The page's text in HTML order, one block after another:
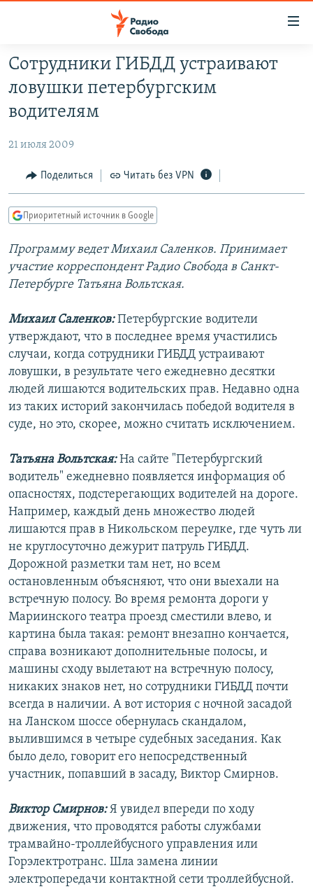
упрощенного
доступа
основному
Вернутся
главной
навигации
Вернутся
поиску
ПРОГРАММЫ
ПОДКАСТЫ
ЦИТАТЫ СВОБОДЫ
МНЕНИЯ
IDEL.РЕАЛИИ
КАВКАЗ.РЕАЛИИ
СЕВЕР.РЕАЛИИ
РАСПИСАНИЕ ВЕЩАНИЯ
ПОДПИШИТЕСЬ НА РАССЫЛКУ
СОЦИАЛЬНЫЕ СЕТИ
Все сайты РСЕ/РС
Сотрудники ГИБДД устраивают
ловушки петербургским
водителям
21 июля 2009
Поделиться Читать без VPN
Приоритетный источник в Google
Программу ведет Михаил Саленков. Принимает
участие корреспондент Радио Свобода в Санкт-
Петербурге Татьяна Вольтская.
Михаил Саленков:Петербургские водители
утверждают, что в последнее время участились
случаи, когда сотрудники ГИБДД устраивают
ловушки, в результате чего ежедневно десятки
людей лишаются водительских прав. Недавно одна
из таких историй закончилась победой водителя в
суде, но это, скорее, можно считать исключением.
Татьяна Вольтская:На сайте "Петербургский
водитель" ежедневно появляется информация об
опасностях, подстерегающих водителей на дороге.
Например, каждый день множество людей
лишаются прав в Никольском переулке, где чуть ли
не круглосуточно дежурит патруль ГИБДД.
Дорожной разметки там нет, но всем
остановленным объясняют, что они выехали на
встречную полосу. Во время ремонта дороги у
Мариинского театра проезд сместили влево, и
картина была такая: ремонт внезапно кончается,
справа возникают дополнительные полосы, и
машины сходу вылетают на встречную полосу,
никаких знаков нет, но сотрудники ГИБДД почти
всегда в наличии. А вот история с ночной засадой
на Ланском шоссе обернулась скандалом,
вылившимся в четыре судебных заседания. Как
было дело, говорит его непосредственный
участник, попавший в засаду, Виктор Смирнов.
Виктор Смирнов:Я увидел впереди по ходу
движения, что проводятся работы службами
трамвайно-троллейбусного управления или
Горэлектротранс. Шла замена линии
электропередачи контактной сети троллейбусной.